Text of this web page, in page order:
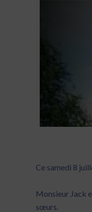
Ce samedi 8
Monsieur Jack
sœurs.